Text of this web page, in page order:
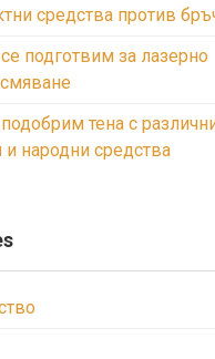
средства против
подготвим за лазерно
тена с
и народни средства